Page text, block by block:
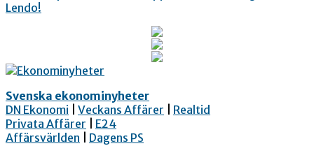
Svenska ekonominyheter
DN Ekonomi
Veckans Affärer
Realtid
Privata Affärer
E24
Affärsvärlden
Dagens PS